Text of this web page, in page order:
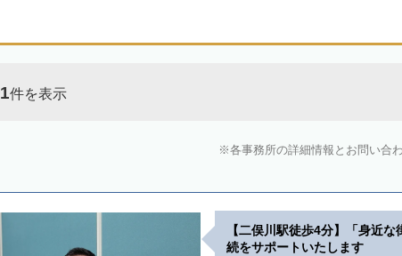
件を表示
各事務所の詳細情報とお問い合
【二俣川駅徒歩4分】「身近
続をサポートいたします